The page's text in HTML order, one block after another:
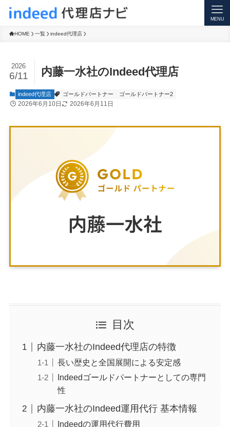
MENU
HOME 一覧 indeed代理店
内藤一水社のIndeed代理店
2026
6/11
indeed代理店 ゴールドパートナー ゴールドパートナー2
2026年6月10日 2026年6月11日
目次
内藤一水社のIndeed代理店の特徴
長い歴史と全国展開による安定感
Indeedゴールドパートナーとしての専門
性
内藤一水社のIndeed運用代行 基本情報
Indeedの運用代行費用